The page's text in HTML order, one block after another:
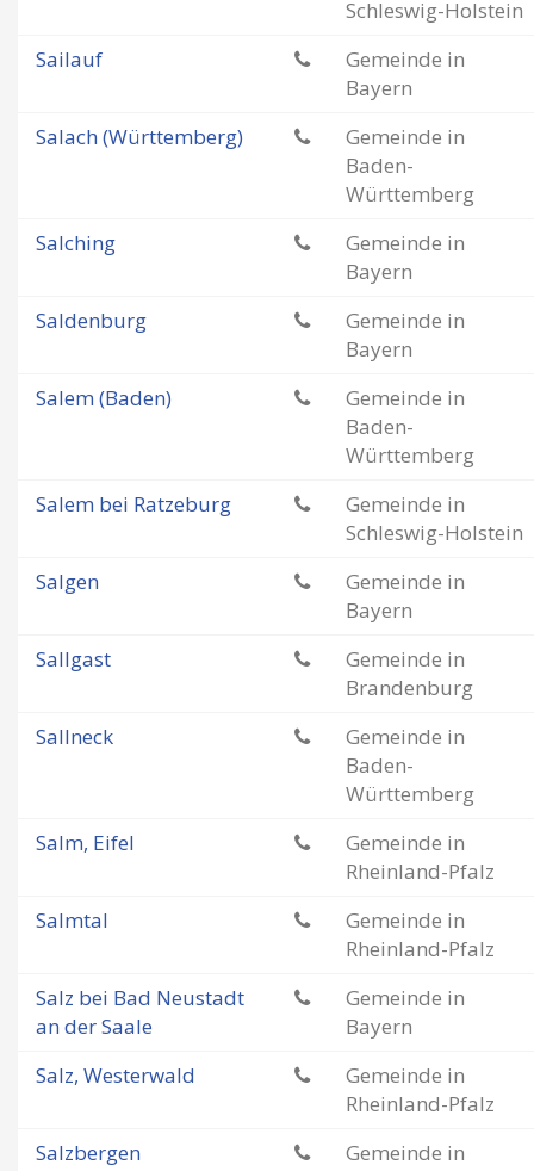
Schleswig-Holstein
Sailauf
Gemeinde in
Bayern
Salach (Württemberg)
Gemeinde in
Baden-
Württemberg
Salching
Gemeinde in
Bayern
Saldenburg
Gemeinde in
Bayern
Salem (Baden)
Gemeinde in
Baden-
Württemberg
Salem bei Ratzeburg
Gemeinde in
Schleswig-Holstein
Salgen
Gemeinde in
Bayern
Sallgast
Gemeinde in
Brandenburg
Sallneck
Gemeinde in
Baden-
Württemberg
Salm, Eifel
Gemeinde in
Rheinland-Pfalz
Salmtal
Gemeinde in
Rheinland-Pfalz
Salz bei Bad Neustadt
an der Saale
Gemeinde in
Bayern
Salz, Westerwald
Gemeinde in
Rheinland-Pfalz
Salzbergen
Gemeinde in